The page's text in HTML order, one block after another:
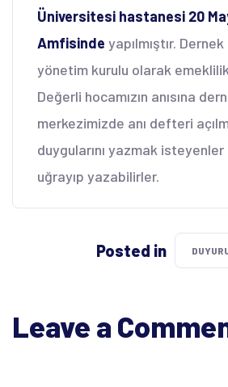
Üniversitesi hastanesi 20
Amfisinde yapılmıştır.
yönetim kurulu olarak
Değerli hocamızın anısına
merkezimizde anı defteri
duygularını yazmak
uğrayıp yazabilirler.
Posted in
Leave a